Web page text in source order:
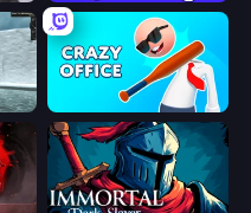
Crazy Office: Slap and Smash!